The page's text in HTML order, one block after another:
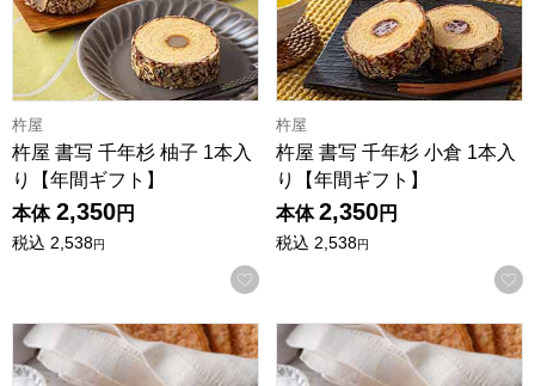
杵屋
杵屋 書写 千年杉 柚子 1本入
り【年間ギフト】
本体 2,350円
税込 2,538円
お気に入りに登録する
杵屋
杵屋 書写 千年杉 小倉 1本入
り【年間ギフト】
本体 2,350円
税込 2,538円
ホテルニューオータニ リーフパイ(プレーン7枚入)[L-24]【年
ホテルニューオータニ リー